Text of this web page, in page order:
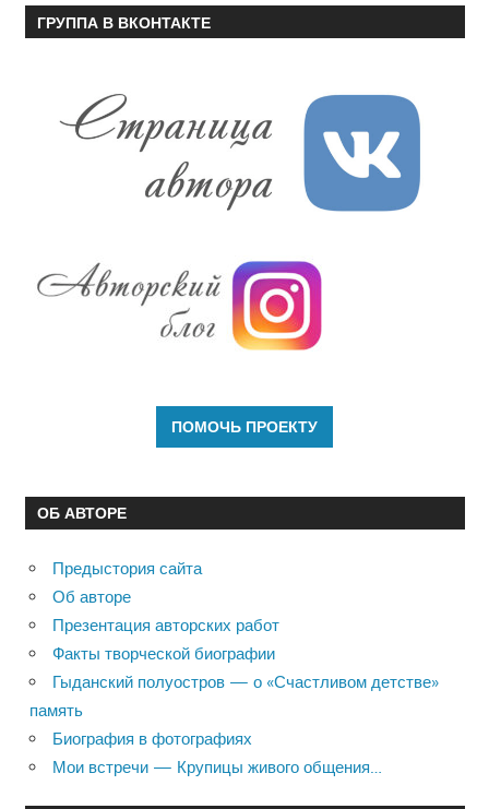
ГРУППА В ВКОНТАКТЕ
ОБ АВТОРЕ
Предыстория сайта
Об авторе
Презентация авторских работ
Факты творческой биографии
Гыданский полуостров — о «Счастливом детстве»
память
Биография в фотографиях
Мои встречи — Крупицы живого общения…